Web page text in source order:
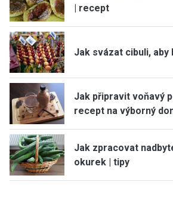
| recept
Jak svázat cibuli, aby
Jak připravit voňavý
recept na výborný
Jak zpracovat
okurek | tipy